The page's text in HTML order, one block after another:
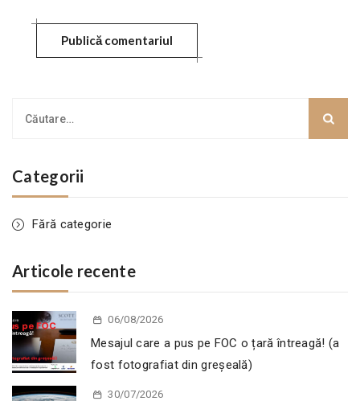
Categorii
Fără categorie
Articole recente
06/08/2026
Mesajul care a pus pe FOC o țară întreagă! (a
fost fotografiat din greșeală)
30/07/2026